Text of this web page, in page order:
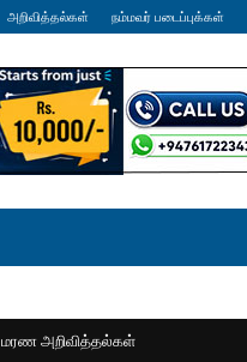
அறிவித்தல்கள் நம்மவர் படைப்புக்கள்
மரண அறிவித்தல்கள்